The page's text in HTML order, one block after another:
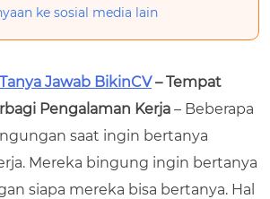
ke sosial media lain
Jawab BikinCV– Tempat
Pengalaman Kerja – Beberapa
saat ingin bertanya
Mereka bingung ingin bertanya
siapa mereka bisa bertanya. Hal